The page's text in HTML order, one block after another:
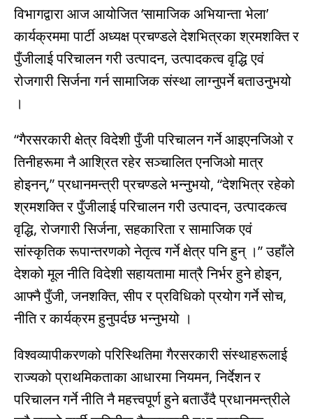
विभागद्वारा आज आयोजित ‘सामाजिक अभियान्ता भेला’
कार्यक्रममा पार्टी अध्यक्ष प्रचण्डले देशभित्रका श्रमशक्ति र
पुँजीलाई परिचालन गरी उत्पादन, उत्पादकत्व वृद्धि एवं
रोजगारी सिर्जना गर्न सामाजिक संस्था लाग्नुपर्ने बताउनुभयो
।
“गैरसरकारी क्षेत्र विदेशी पुँजी परिचालन गर्ने आइएनजिओ र
तिनीहरूमा नै आश्रित रहेर सञ्चालित एनजिओ मात्र
होइनन्,” प्रधानमन्त्री प्रचण्डले भन्नुभयो, “देशभित्र रहेको
श्रमशक्ति र पुँजीलाई परिचालन गरी उत्पादन, उत्पादकत्व
वृद्धि, रोजगारी सिर्जना, सहकारिता र सामाजिक एवं
सांस्कृतिक रूपान्तरणको नेतृत्व गर्ने क्षेत्र पनि हुन् ।” उहाँले
देशको मूल नीति विदेशी सहायतामा मात्रै निर्भर हुने होइन,
आफ्नै पुँजी, जनशक्ति, सीप र प्रविधिको प्रयोग गर्ने सोच,
नीति र कार्यक्रम हुनुपर्दछ भन्नुभयो ।
विश्वव्यापीकरणको परिस्थितिमा गैरसरकारी संस्थाहरूलाई
राज्यको प्राथमिकताका आधारमा नियमन, निर्देशन र
परिचालन गर्ने नीति नै महत्त्वपूर्ण हुने बताउँदै प्रधानमन्त्रीले